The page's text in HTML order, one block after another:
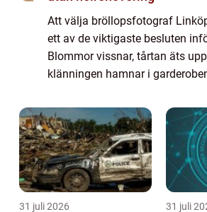
Att välja bröllopsfotograf
ett av de viktigaste besluten
Blommor vissnar, tårtan äts
klänningen hamnar i
31 juli 2026 31 juli